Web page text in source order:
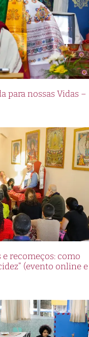
para nossas Vidas –
e recomeços: como
(evento online e